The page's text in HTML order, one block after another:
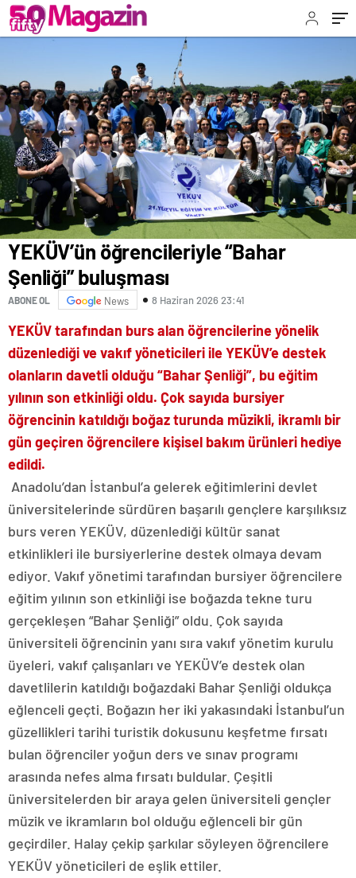
YEKÜV’ün öğrencileriyle “Bahar
Şenliği” buluşması
ABONE OL News 8 Haziran 2026 23:41
YEKÜV tarafından burs alan öğrencilerine yönelik
düzenlediği ve vakıf yöneticileri ile YEKÜV’e destek
olanların davetli olduğu “Bahar Şenliği”, bu eğitim
yılının son etkinliği oldu. Çok sayıda bursiyer
öğrencinin katıldığı boğaz turunda müzikli, ikramlı bir
gün geçiren öğrencilere kişisel bakım ürünleri hediye
edildi.
Anadolu’dan İstanbul’a gelerek eğitimlerini devlet
üniversitelerinde sürdüren başarılı gençlere karşılıksız
burs veren YEKÜV, düzenlediği kültür sanat
etkinlikleri ile bursiyerlerine destek olmaya devam
ediyor. Vakıf yönetimi tarafından bursiyer öğrencilere
eğitim yılının son etkinliği ise boğazda tekne turu
gerçekleşen “Bahar Şenliği” oldu. Çok sayıda
üniversiteli öğrencinin yanı sıra vakıf yönetim kurulu
üyeleri, vakıf çalışanları ve YEKÜV’e destek olan
davetlilerin katıldığı boğazdaki Bahar Şenliği oldukça
eğlenceli geçti. Boğazın her iki yakasındaki İstanbul’un
güzellikleri tarihi turistik dokusunu keşfetme fırsatı
bulan öğrenciler yoğun ders ve sınav programı
arasında nefes alma fırsatı buldular. Çeşitli
üniversitelerden bir araya gelen üniversiteli gençler
müzik ve ikramların bol olduğu eğlenceli bir gün
geçirdiler. Halay çekip şarkılar söyleyen öğrencilere
YEKÜV yöneticileri de eşlik ettiler.